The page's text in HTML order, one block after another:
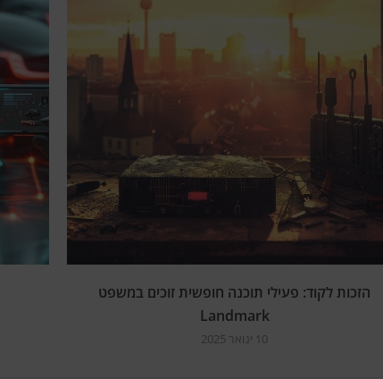
הזכות לקוד: פעילי תוכנה חופשית זוכים במשפט
Landmark
10 ינואר 2025